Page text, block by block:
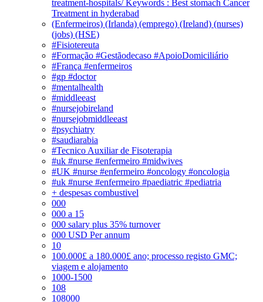
treatment-hospitals/ Keywords : Best stomach Cancer
Treatment in hyderabad
(Enfermeiros) (Irlanda) (emprego) (Ireland) (nurses)
(jobs) (HSE)
#Fisiotereuta
#Formação #Gestãodecaso #ApoioDomiciliário
#França #enfermeiros
#gp #doctor
#mentalhealth
#middleeast
#nursejobireland
#nursejobmiddleeast
#psychiatry
#saudiarabia
#Tecnico Auxiliar de Fisoterapia
#uk #nurse #enfermeiro #midwives
#UK #nurse #enfermeiro #oncology #oncologia
#uk #nurse #enfermeiro #paediatric #pediatria
+ despesas combustivel
000
000 a 15
000 salary plus 35% turnover
000 USD Per annum
10
100.000£ a 180.000£ ano; processo registo GMC;
viagem e alojamento
1000-1500
108
108000